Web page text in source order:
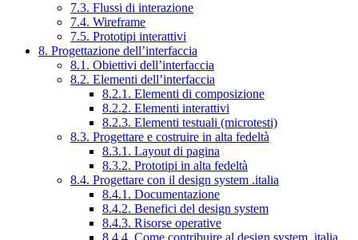
7.3. Flussi di interazione
7.4. Wireframe
7.5. Prototipi interattivi
8. Progettazione dell’interfaccia
8.1. Obiettivi dell’interfaccia
8.2. Elementi dell’interfaccia
8.2.1. Elementi di composizione
8.2.2. Elementi interattivi
8.2.3. Elementi testuali (microtesti)
8.3. Progettare e costruire in alta fedeltà
8.3.1. Layout di pagina
8.3.2. Prototipi in alta fedeltà
8.4. Progettare con il design system .italia
8.4.1. Documentazione
8.4.2. Benefici del design system
8.4.3. Risorse operative
8.4.4. Come contribuire al design system .italia